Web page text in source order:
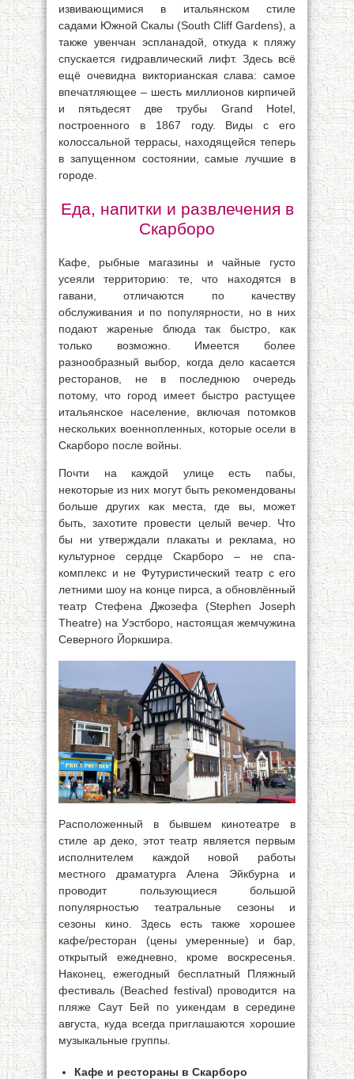
извивающимися в итальянском стиле
садами Южной Скалы (South Cliff Gardens), а
также увенчан эспланадой, откуда к пляжу
спускается гидравлический лифт. Здесь всё
ещё очевидна викторианская слава: самое
впечатляющее – шесть миллионов кирпичей
и пятьдесят две трубы Grand Hotel,
построенного в 1867 году. Виды с его
колоссальной террасы, находящейся теперь
в запущенном состоянии, самые лучшие в
городе.
Еда, напитки и развлечения в
Скарборо
Кафе, рыбные магазины и чайные густо
усеяли территорию: те, что находятся в
гавани, отличаются по качеству
обслуживания и по популярности, но в них
подают жареные блюда так быстро, как
только возможно. Имеется более
разнообразный выбор, когда дело касается
ресторанов, не в последнюю очередь
потому, что город имеет быстро растущее
итальянское население, включая потомков
нескольких военнопленных, которые осели в
Скарборо после войны.
Почти на каждой улице есть пабы,
некоторые из них могут быть рекомендованы
больше других как места, где вы, может
быть, захотите провести целый вечер. Что
бы ни утверждали плакаты и реклама, но
культурное сердце Скарборо – не спа-
комплекс и не Футуристический театр с его
летними шоу на конце пирса, а обновлённый
театр Стефена Джозефа (Stephen Joseph
Theatre) на Уэстборо, настоящая жемчужина
Северного Йоркшира.
Расположенный в бывшем кинотеатре в
стиле ар деко, этот театр является первым
исполнителем каждой новой работы
местного драматурга Алена Эйкбурна и
проводит пользующиеся большой
популярностью театральные сезоны и
сезоны кино. Здесь есть также хорошее
кафе/ресторан (цены умеренные) и бар,
открытый ежедневно, кроме воскресенья.
Наконец, ежегодный бесплатный Пляжный
фестиваль (Beached festival) проводится на
пляже Саут Бей по уикендам в середине
августа, куда всегда приглашаются хорошие
музыкальные группы.
Кафе и рестораны в Скарборо